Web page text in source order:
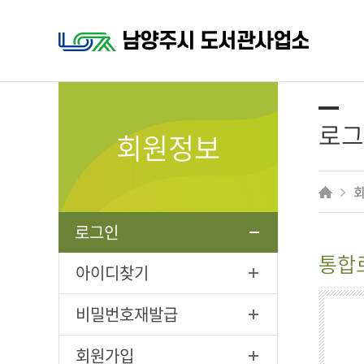
회원정보
로그인
아이디찾기
비밀번호재발급
회원가입
로
통합